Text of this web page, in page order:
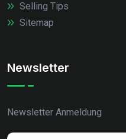
Selling Tips
Sitemap
Newsletter
Newsletter Anmeldung